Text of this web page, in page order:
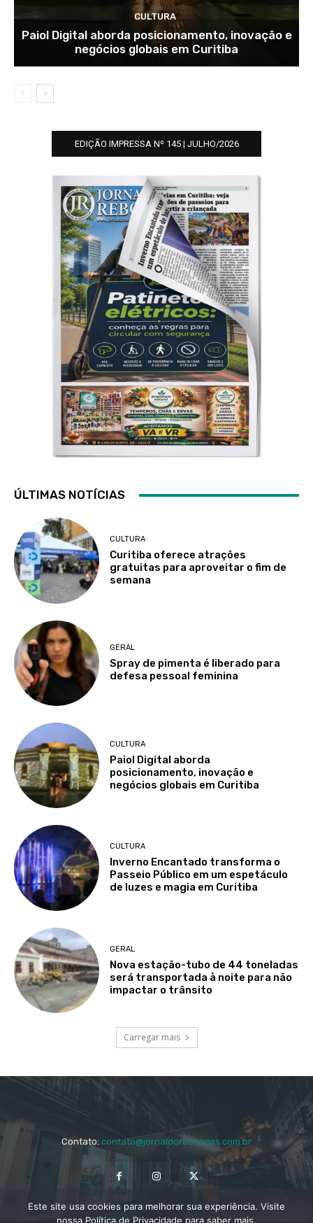
CULTURA
Paiol Digital aborda posicionamento, inovação e
negócios globais em Curitiba
EDIÇÃO IMPRESSA Nº 145 | JULHO/2026
ÚLTIMAS NOTÍCIAS
CULTURA
Curitiba oferece atrações
gratuitas para aproveitar o fim de
semana
GERAL
Spray de pimenta é liberado para
defesa pessoal feminina
CULTURA
Paiol Digital aborda
posicionamento, inovação e
negócios globais em Curitiba
CULTURA
Inverno Encantado transforma o
Passeio Público em um espetáculo
de luzes e magia em Curitiba
GERAL
Nova estação-tubo de 44 toneladas
será transportada à noite para não
impactar o trânsito
Carregar mais
Contato:contato@jornaldoreboucas.com.br
Este site usa cookies para melhorar sua experiência. Visite
nossa Política de Privacidade para saber mais.